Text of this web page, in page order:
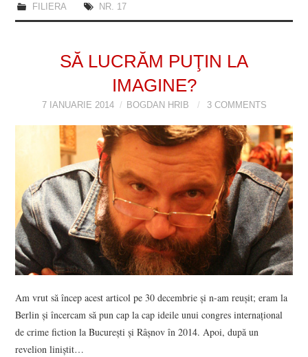
NUMĂRUL 49 /
APRILIE 2018
FILIERA NR. 17
SĂ LUCRĂM PUŢIN LA
IMAGINE?
7 IANUARIE 2014 BOGDAN HRIB 3 COMMENTS
Am vrut să încep acest articol pe 30 decembrie şi n-am reuşit; eram la
Berlin şi încercam să pun cap la cap ideile unui congres internaţional
de crime fiction la Bucureşti şi Râşnov în 2014. Apoi, după un
revelion liniştit…